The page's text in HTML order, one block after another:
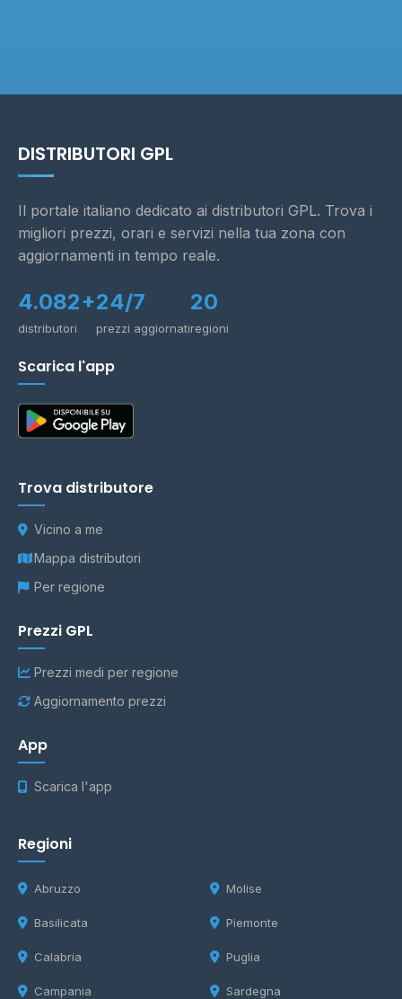
DISTRIBUTORI GPL
Il portale italiano dedicato ai distributori GPL. Trova i
migliori prezzi, orari e servizi nella tua zona con
aggiornamenti in tempo reale.
4.082+
distributori
24/7
prezzi aggiornati
20
regioni
Scarica l'app
Trova distributore
Vicino a me
Mappa distributori
Per regione
Prezzi GPL
Prezzi medi per regione
Aggiornamento prezzi
App
Scarica l'app
Regioni
Abruzzo
Basilicata
Calabria
Campania
Molise
Piemonte
Puglia
Sardegna